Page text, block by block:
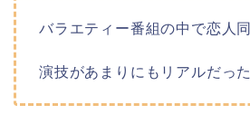
バラエティー番組の中で恋人
演技があまりにもリアルだっ